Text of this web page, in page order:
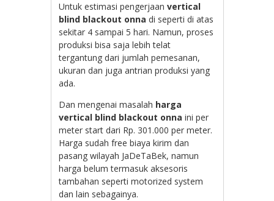
Untuk estimasi pengerjaanvertical
blind blackout onna di seperti di atas
sekitar 4 sampai 5 hari. Namun, proses
produksi bisa saja lebih telat
tergantung dari jumlah pemesanan,
ukuran dan juga antrian produksi yang
ada.
Dan mengenai masalah harga
vertical blind blackout onna ini per
meter start dari Rp. 301.000 per meter.
Harga sudah free biaya kirim dan
pasang wilayah JaDeTaBek, namun
harga belum termasuk aksesoris
tambahan seperti motorized system
dan lain sebagainya.